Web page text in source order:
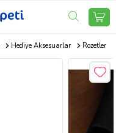
Hediye Aksesuarlar Rozetler